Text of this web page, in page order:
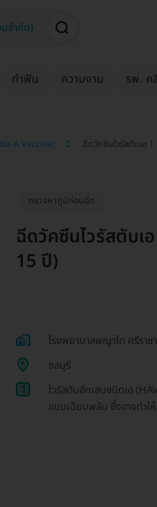
ทำฟัน ความงาม รพ. ค
A Vaccine) ฉีดวัคซีนไวรัสตับเอ
ตรวจหาภูมิก่อนฉีด
ฉีดวัคซีนไวรัสตับเ
15 ปี)
โรงพยาบาลพญาไท ศรีราชา
ชลบุรี
1
ไวรัสตับอักเสบชนิดเอ
แบบเฉียบพลัน ซึ่งอาจทำใ